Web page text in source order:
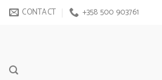
Skip CONTACT +358 500 903761